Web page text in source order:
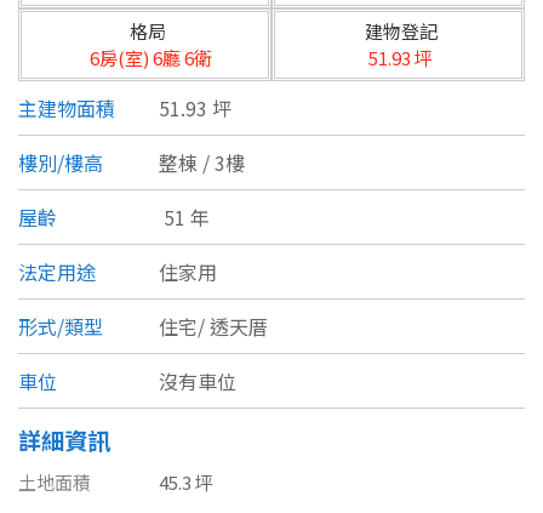
基隆市
新北市
宜蘭縣
桃園市
新竹市
新竹縣
苗栗縣
台中市
類型(可複選)
公寓
別墅 透天厝
農舍 辦公
坪數
格局
6房(室) 6廳 6衛
建物登記
51.93 坪
主建物面積
51.93 坪
樓別/樓高
整棟 / 3樓
屋齡
51 年
法定用途
住家用
形式/類型
住宅/透天厝
車位
沒有車位
詳細資訊
土地面積
45.3 坪